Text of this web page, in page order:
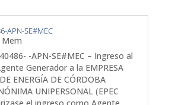
APN-SE#MEC
Mem
-APN-SE#MEC – Ingreso al
Generador a la EMPRESA
ENERGÍA DE CÓRDOBA
UNIPERSONAL (EPEC